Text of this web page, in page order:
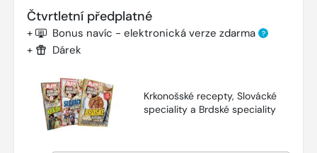
Čtvrtletní předplatné
+ Bonus navíc - elektronická verze zdarma ?
+ Dárek
Krkonošské recepty, Slovácké
speciality a Brdské speciality